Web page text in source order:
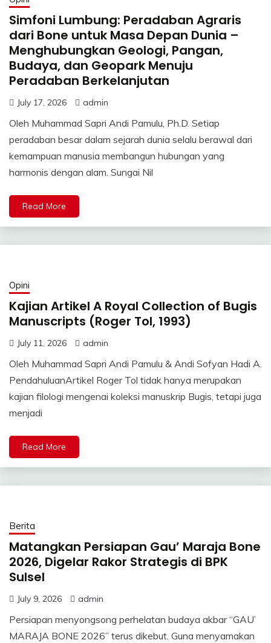
Simfoni Lumbung: Peradaban Agraris
dari Bone untuk Masa Depan Dunia –
Menghubungkan Geologi, Pangan,
Budaya, dan Geopark Menuju
Peradaban Berkelanjutan
July 17, 2026 admin
Oleh Muhammad Sapri Andi Pamulu, Ph.D. Setiap
peradaban besar dalam sejarah dunia selalu berawal dari
kemampuan manusia membangun hubungan yang
harmonis dengan alam. Sungai Nil
Read More
Opini
Kajian Artikel A Royal Collection of Bugis
Manuscripts (Roger Tol, 1993)
July 11, 2026 admin
Oleh Muhammad Sapri Andi Pamulu & Andi Sofyan Hadi A.
PendahuluanArtikel Roger Tol tidak hanya merupakan
kajian filologi mengenai koleksi manuskrip Bugis, tetapi juga
menjadi
Read More
Berita
Matangkan Persiapan Gau’ Maraja Bone
2026, Digelar Rakor Strategis di BPK
Sulsel
July 9, 2026 admin
Persiapan menyongsong perhelatan budaya akbar “GAU’
MARAJA BONE 2026” terus dikebut. Guna menyamakan